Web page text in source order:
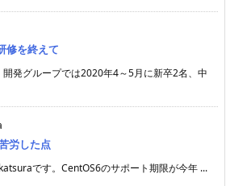
修を終えて
発グループでは2020年4～5月に新卒2名、中
労した点
です。CentOS6のサポート期限が今年 ...